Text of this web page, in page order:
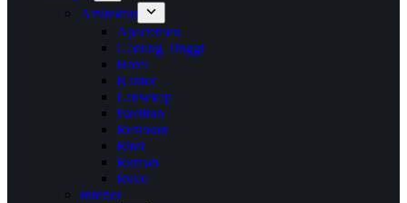
Arsitektur
Apartemen
Gedung Tinggi
Hotel
Kantor
Lansekap
Paviliun
Restoran
Ritel
Rumah
Ruko
Interior